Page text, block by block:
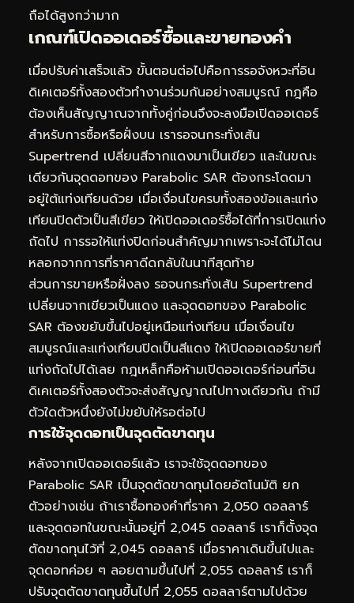
ถือได้สูงกว่ามาก
เกณฑ์เปิดออเดอร์ซื้อและขายทองคำ
เมื่อปรับค่าเสร็จแล้ว ขั้นตอนต่อไปคือการรอจังหวะที่อิน
ดิเคเตอร์ทั้งสองตัวทำงานร่วมกันอย่างสมบูรณ์ กฎคือ
ต้องเห็นสัญญาณจากทั้งคู่ก่อนจึงจะลงมือเปิดออเดอร์
สำหรับการซื้อหรือฝั่งบน เรารอจนกระทั่งเส้น
Supertrend เปลี่ยนสีจากแดงมาเป็นเขียว และในขณะ
เดียวกันจุดดอทของ Parabolic SAR ต้องกระโดดมา
อยู่ใต้แท่งเทียนด้วย เมื่อเงื่อนไขครบทั้งสองข้อและแท่ง
เทียนปิดตัวเป็นสีเขียว ให้เปิดออเดอร์ซื้อได้ที่การเปิดแท่ง
ถัดไป การรอให้แท่งปิดก่อนสำคัญมากเพราะจะได้ไม่โดน
หลอกจากการที่ราคาดีดกลับในนาทีสุดท้าย
ส่วนการขายหรือฝั่งลง รอจนกระทั่งเส้น Supertrend
เปลี่ยนจากเขียวเป็นแดง และจุดดอทของ Parabolic
SAR ต้องขยับขึ้นไปอยู่เหนือแท่งเทียน เมื่อเงื่อนไข
สมบูรณ์และแท่งเทียนปิดเป็นสีแดง ให้เปิดออเดอร์ขายที่
แท่งถัดไปได้เลย กฎเหล็กคือห้ามเปิดออเดอร์ก่อนที่อิน
ดิเคเตอร์ทั้งสองตัวจะส่งสัญญาณไปทางเดียวกัน ถ้ามี
ตัวใดตัวหนึ่งยังไม่ขยับให้รอต่อไป
การใช้จุดดอทเป็นจุดตัดขาดทุน
หลังจากเปิดออเดอร์แล้ว เราจะใช้จุดดอทของ
Parabolic SAR เป็นจุดตัดขาดทุนโดยอัตโนมัติ ยก
ตัวอย่างเช่น ถ้าเราซื้อทองคำที่ราคา 2,050 ดอลลาร์
และจุดดอทในขณะนั้นอยู่ที่ 2,045 ดอลลาร์ เราก็ตั้งจุด
ตัดขาดทุนไว้ที่ 2,045 ดอลลาร์ เมื่อราคาเดินขึ้นไปและ
จุดดอทค่อย ๆ ลอยตามขึ้นไปที่ 2,055 ดอลลาร์ เราก็
ปรับจุดตัดขาดทุนขึ้นไปที่ 2,055 ดอลลาร์ตามไปด้วย